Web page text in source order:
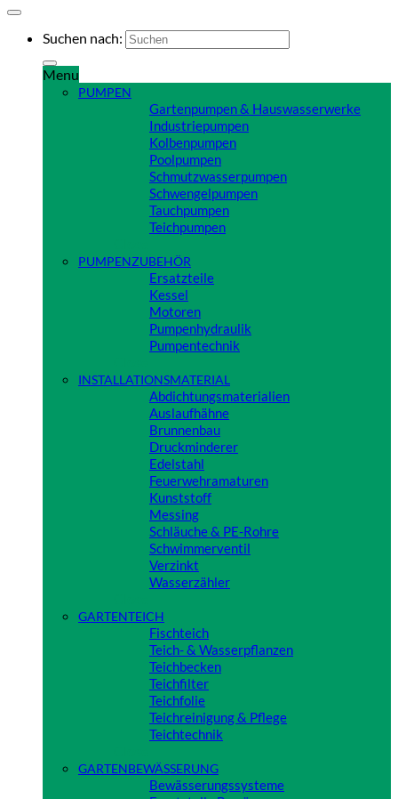
Suchen nach:
Menu
PUMPEN
Gartenpumpen & Hauswasserwerke
Industriepumpen
Kolbenpumpen
Poolpumpen
Schmutzwasserpumpen
Schwengelpumpen
Tauchpumpen
Teichpumpen
PUMPENZUBEHÖR
Ersatzteile
Kessel
Motoren
Pumpenhydraulik
Pumpentechnik
INSTALLATIONSMATERIAL
Abdichtungsmaterialien
Auslaufhähne
Brunnenbau
Druckminderer
Edelstahl
Feuerwehramaturen
Kunststoff
Messing
Schläuche & PE-Rohre
Schwimmerventil
Verzinkt
Wasserzähler
GARTENTEICH
Fischteich
Teich- & Wasserpflanzen
Teichbecken
Teichfilter
Teichfolie
Teichreinigung & Pflege
Teichtechnik
GARTENBEWÄSSERUNG
Bewässerungssysteme